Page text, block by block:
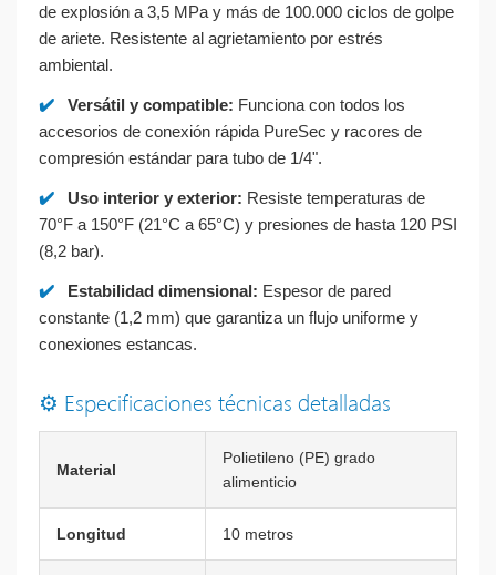
de explosión a 3,5 MPa y más de 100.000 ciclos de golpe
de ariete. Resistente al agrietamiento por estrés
ambiental.
✔️ Versátil y compatible: Funciona con todos los
accesorios de conexión rápida PureSec y racores de
compresión estándar para tubo de 1/4".
✔️ Uso interior y exterior: Resiste temperaturas de
70°F a 150°F (21°C a 65°C) y presiones de hasta 120 PSI
(8,2 bar).
✔️ Estabilidad dimensional: Espesor de pared
constante (1,2 mm) que garantiza un flujo uniforme y
conexiones estancas.
⚙️ Especificaciones técnicas detalladas
Material
Polietileno (PE) grado
alimenticio
Longitud 10 metros